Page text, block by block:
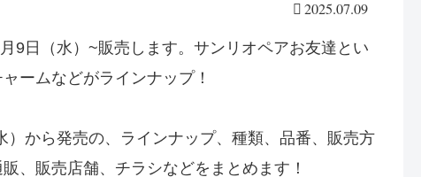
2025.07.09
9日（水）~販売します。サンリオペアお友達とい
ームなどがラインナップ！
から発売の、ラインナップ、種類、品番、販売方
、販売店舗、チラシなどをまとめます！